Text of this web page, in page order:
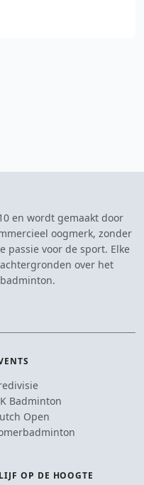
en wordt gemaakt door
oogmerk, zonder
passie voor de sport. Elke
over het
Badminton
Open
OP DE HOOGTE